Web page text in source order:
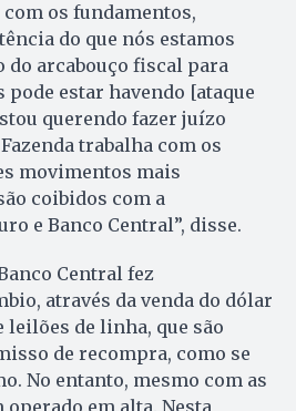
os fundamentos,
do que nós estamos
do arcabouço fiscal para
estar havendo [ataque
querendo fazer juízo
trabalha com os
movimentos mais
coibidos com a
e Banco Central”, disse.
Central fez
através da venda do dólar
leilões de linha, que são
de recompra, como se
No entanto, mesmo com as